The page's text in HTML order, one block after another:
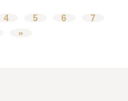
4 5 6
7
»